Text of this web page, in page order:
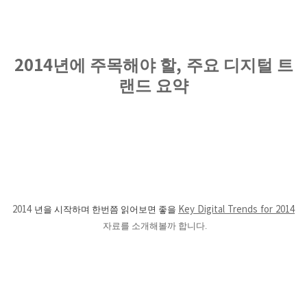
2014년에 주목해야 할, 주요 디지털 트
랜드 요약
2014 년을 시작하며 한번쯤 읽어보면 좋을 Key Digital Trends for 2014
자료를 소개해볼까 합니다.